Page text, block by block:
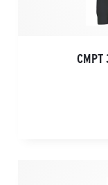
CMPT